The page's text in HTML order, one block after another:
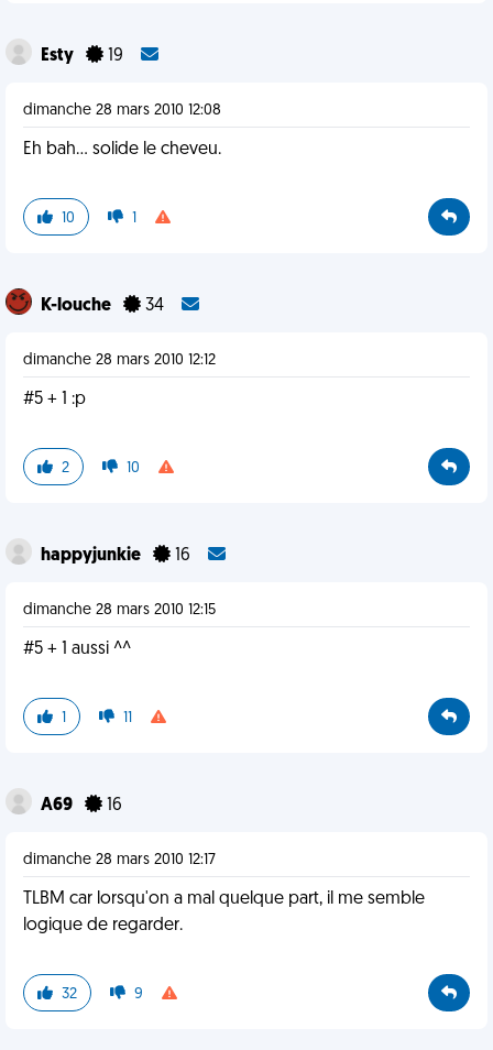
Esty 19
dimanche 28 mars 2010 12:08
Eh bah... solide le cheveu.
10 1
K-louche 34
dimanche 28 mars 2010 12:12
#5 + 1 :p
2 10
happyjunkie 16
dimanche 28 mars 2010 12:15
#5 + 1 aussi ^^
1 11
A69 16
dimanche 28 mars 2010 12:17
TLBM car lorsqu'on a mal quelque part, il me semble
logique de regarder.
32 9